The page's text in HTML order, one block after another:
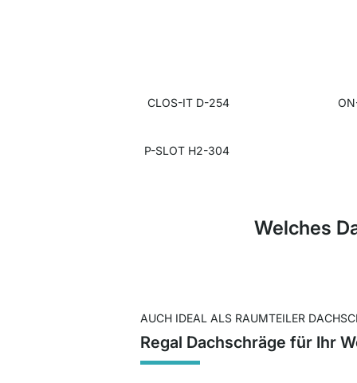
CLOS-IT D-254
P-SLOT H2-304
Welches
AUCH IDEAL ALS RAUMTEILER
Regal Dachschräge für Ihr